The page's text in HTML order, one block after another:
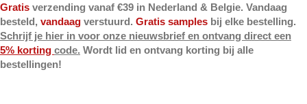
Gratis verzending vanaf €39 in Nederland & Belgie. Vandaag
besteld, vandaag verstuurd. Gratis samples bij elke bestelling.
Schrijf je hier in voor onze nieuwsbrief en ontvang direct een
5% korting code. Wordt lid en ontvang korting bij alle
bestellingen!